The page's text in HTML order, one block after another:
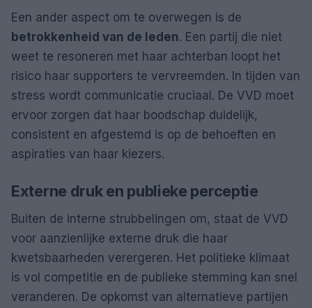
Een ander aspect om te overwegen is de
betrokkenheid van de leden. Een partij die niet
weet te resoneren met haar achterban loopt het
risico haar supporters te vervreemden. In tijden van
stress wordt communicatie cruciaal. De VVD moet
ervoor zorgen dat haar boodschap duidelijk,
consistent en afgestemd is op de behoeften en
aspiraties van haar kiezers.
Externe druk en publieke perceptie
Buiten de interne strubbelingen om, staat de VVD
voor aanzienlijke externe druk die haar
kwetsbaarheden verergeren. Het politieke klimaat
is vol competitie en de publieke stemming kan snel
veranderen. De opkomst van alternatieve partijen